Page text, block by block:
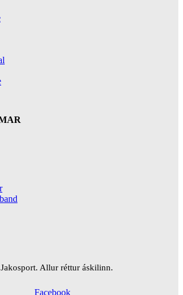
Allur réttur áskilinn.
Facebook